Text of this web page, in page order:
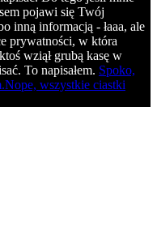
pojawi się Twój
inną informacją - łaaa, ale
prywatności, w która
wziął grubą kasę w
To napisałem. Spoko,
Nope, wszystkie ciastki